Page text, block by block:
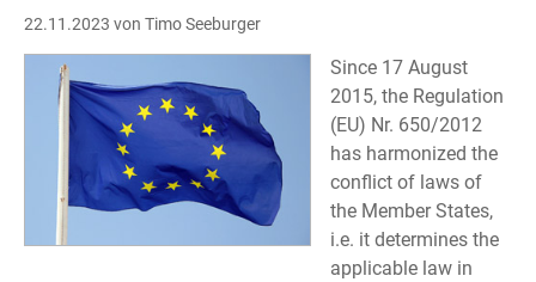
22.11.2023 von Timo Seeburger
Since 17 August
2015, the Regulation
(EU) Nr. 650/2012
has harmonized the
conflict of laws of
the Member States,
i.e. it determines the
applicable law in